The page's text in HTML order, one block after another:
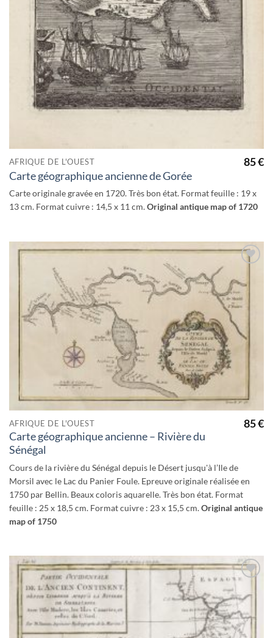
AFRIQUE DE L'OUEST
Carte géographique ancienne de Gorée
85€
Carte originale gravée en 1720. Très bon état. Format feuille : 19 x
13 cm. Format cuivre : 14,5 x 11 cm.Original antique map of 1720
à la
wishlist
AFRIQUE DE L'OUEST
Carte géographique ancienne – Rivière du
Sénégal
85€
Cours de la rivière du Sénégal depuis le Désert jusqu'à l’Ile de
Morsil avec le Lac du Panier Foule. Epreuve originale réalisée en
1750 par Bellin. Beaux coloris aquarelle. Très bon état. Format
feuille : 25 x 18,5 cm. Format cuivre : 23 x 15,5 cm.Original antique
map of 1750
à la
wishlist